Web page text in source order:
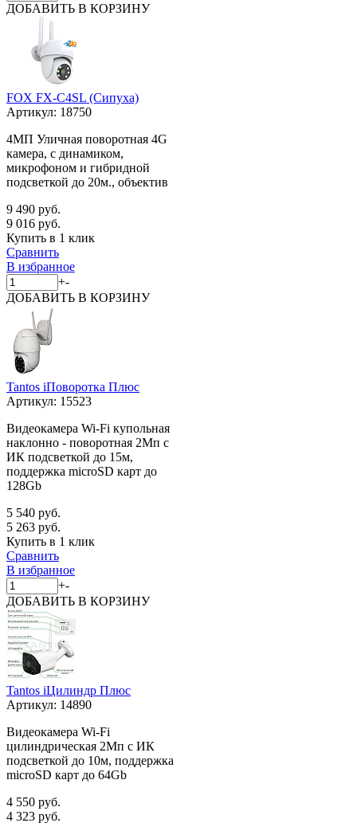
ДОБАВИТЬ В КОРЗИНУ
FOX FX-C4SL (Сипуха)
Артикул: 18750
4МП Уличная поворотная 4G
камера, с динамиком,
микрофоном и гибридной
подсветкой до 20м., объектив
9 490 руб.
9 016 руб.
Купить в 1 клик
Сравнить
В избранное
+-
ДОБАВИТЬ В КОРЗИНУ
Tantos iПоворотка Плюс
Артикул: 15523
Видеокамера Wi-Fi купольная
наклонно - поворотная 2Мп с
ИК подсветкой до 15м,
поддержка microSD карт до
128Gb
5 540 руб.
5 263 руб.
Купить в 1 клик
Сравнить
В избранное
+-
ДОБАВИТЬ В КОРЗИНУ
Tantos iЦилиндр Плюс
Артикул: 14890
Видеокамера Wi-Fi
цилиндрическая 2Мп с ИК
подсветкой до 10м, поддержка
microSD карт до 64Gb
4 550 руб.
4 323 руб.